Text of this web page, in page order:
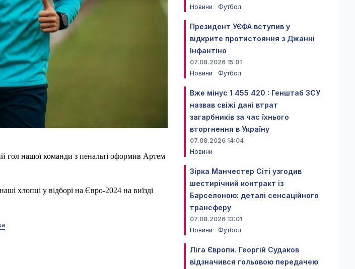
гол нашої команди з пенальті оформив Артем
хлопці у відборі на Євро-2024 на виїзді
Новини
Футбол
Президент УЄФА вступив у
відкрите протистояння з Джанні
Інфантіно
07.08.2026 15:01
Новини
Футбол
Вже мінус 1 455 420 : Генштаб ЗСУ
назвав свіжі дані втрат
загарбників за час їхнього
вторгнення в Україну
07.08.2026 14:04
Новини
Зірка Манчестер Сіті узгодив
шестирічний контракт із
Барселоною: деталі сенсаційного
трансферу
07.08.2026 13:01
Новини
Футбол
Ліга Європи. Георгій Судаков
відзначився гольовою передачею